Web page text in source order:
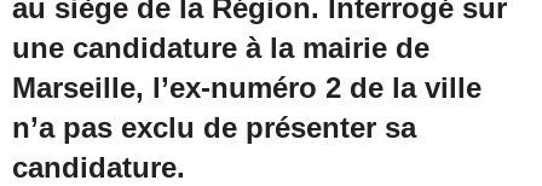
au siège de la Région. Interrogé sur
une candidature à la mairie de
Marseille, l’ex-numéro 2 de la ville
n’a pas exclu de présenter sa
candidature.